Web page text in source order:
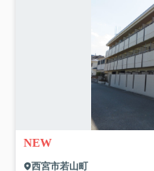
NEW
西宮市若山町